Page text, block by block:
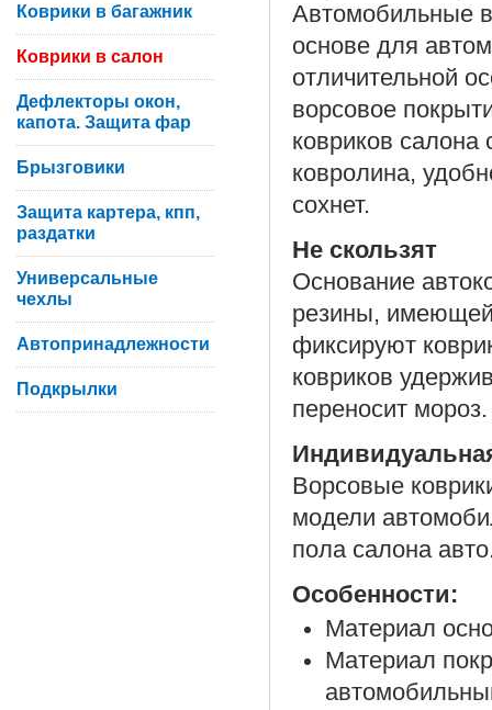
Автомобильные
основе для
отличительной
ворсовое
ковриков салона
ковролина,
сохнет.
Не скользят
Основание
резины,
фиксируют
ковриков
переносит мороз.
Ворсовые
модели
пола салона
Особенности:
Материал
Материал
Коврики в багажник
Коврики в салон
Дефлекторы окон,
капота. Защита фар
Брызговики
Защита картера, кпп,
раздатки
Универсальные
чехлы
Автопринадлежности
Подкрылки